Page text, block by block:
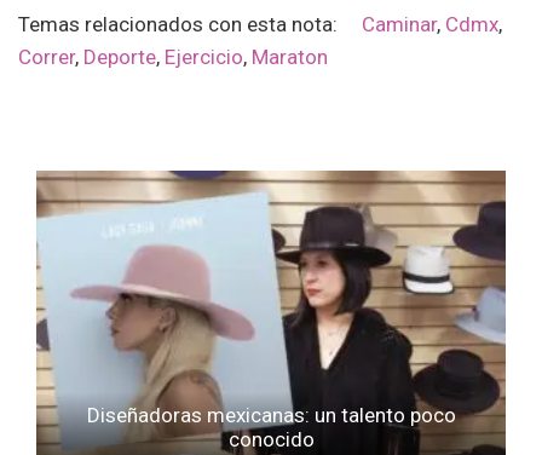
Temas relacionados con esta nota: Caminar, Cdmx,
Correr, Deporte, Ejercicio, Maraton
Diseñadoras mexicanas: un talento poco
conocido